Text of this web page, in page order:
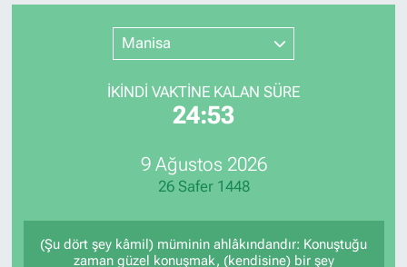
Manisa
İKINDI VAKTİNE KALAN SÜRE
24:53
9 Ağustos 2026
26 Safer 1448
(Şu dört şey kâmil) müminin ahlâkındandır: Konuştuğu
zaman güzel konuşmak, (kendisine) bir şey
ATAMA - TAYİN
SINAVLAR
HAYATIN İÇİNDEN
İstanbul Namaz Vakitleri
İstanbul Trafik Yoğunluk Haritası
Süper Lig Puan Durumu ve Fikstür
Son Dakika Haberleri
Haber Arşivi